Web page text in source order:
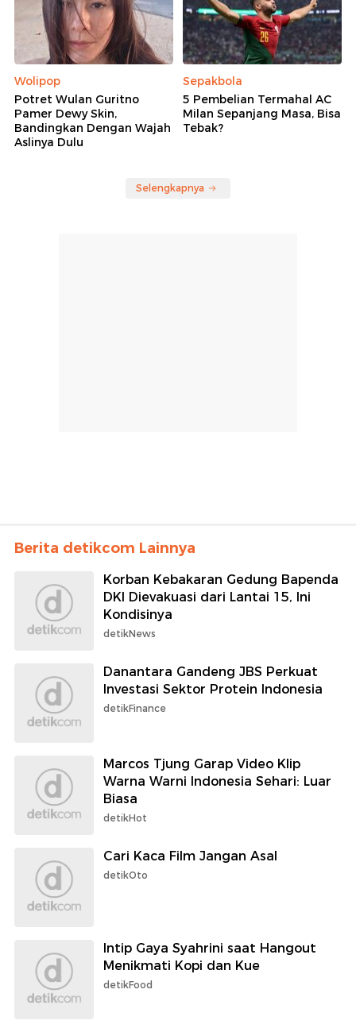
Wolipop
Potret Wulan Guritno
Pamer Dewy Skin,
Bandingkan Dengan Wajah
Aslinya Dulu
Sepakbola
5 Pembelian Termahal AC
Milan Sepanjang Masa, Bisa
Tebak?
Selengkapnya
Berita detikcom Lainnya
Korban Kebakaran Gedung Bapenda
DKI Dievakuasi dari Lantai 15, Ini
Kondisinya
detikNews
Danantara Gandeng JBS Perkuat
Investasi Sektor Protein Indonesia
detikFinance
Marcos Tjung Garap Video Klip
Warna Warni Indonesia Sehari: Luar
Biasa
detikHot
Cari Kaca Film Jangan Asal
detikOto
Intip Gaya Syahrini saat Hangout
Menikmati Kopi dan Kue
detikFood